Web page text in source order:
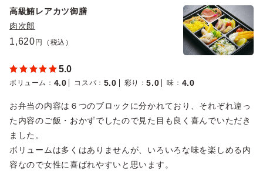
高級鮪レアカツ御膳
肉次郎
1,620円（税込）
5.0
ボリューム ： 4.0 コスパ ： 5.0 彩り ：5.0 味 ： 4.0
お弁当の内容は６つのブロックに分かれており、それぞれ違っ
た内容のご飯・おかずでしたので見た目も良く喜んでいただき
ました。
ボリュームは多くはありませんが、いろいろな味を楽しめる内
容なので女性に喜ばれやすいと思います。